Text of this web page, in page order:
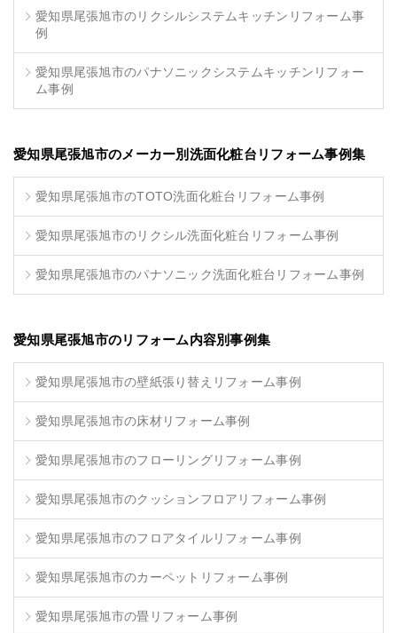
愛知県尾張旭市のリクシルシステムキッチンリフォーム事
例
愛知県尾張旭市のパナソニックシステムキッチンリフォー
ム事例
愛知県尾張旭市のメーカー別洗面化粧台リフォーム事例集
愛知県尾張旭市のTOTO洗面化粧台リフォーム事例
愛知県尾張旭市のリクシル洗面化粧台リフォーム事例
愛知県尾張旭市のパナソニック洗面化粧台リフォーム事例
愛知県尾張旭市のリフォーム内容別事例集
愛知県尾張旭市の壁紙張り替えリフォーム事例
愛知県尾張旭市の床材リフォーム事例
愛知県尾張旭市のフローリングリフォーム事例
愛知県尾張旭市のクッションフロアリフォーム事例
愛知県尾張旭市のフロアタイルリフォーム事例
愛知県尾張旭市のカーペットリフォーム事例
愛知県尾張旭市の畳リフォーム事例